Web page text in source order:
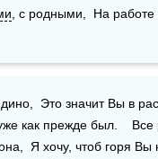
, с родными,  На
Это значит Вы в
как прежде был.
Я хочу, чтоб горя